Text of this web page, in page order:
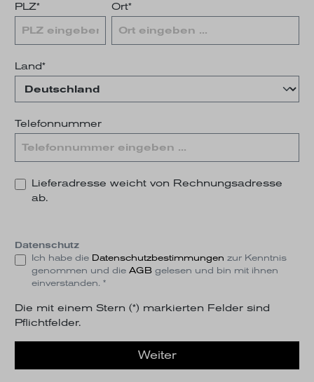
PLZ* Ort*
Land*
Telefonnummer
Lieferadresse weicht von Rechnungsadresse
ab.
Datenschutz
Ich habe die Datenschutzbestimmungen zur Kenntnis
genommen und die AGB gelesen und bin mit ihnen
einverstanden. *
Die mit einem Stern (*) markierten Felder sind
Pflichtfelder.
Weiter